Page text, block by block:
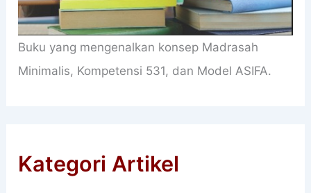
Buku yang mengenalkan konsep Madrasah
Minimalis, Kompetensi 531, dan Model ASIFA.
Kategori Artikel